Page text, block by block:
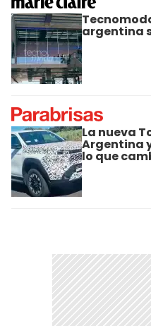
argentina
La nueva
Argentina
lo que